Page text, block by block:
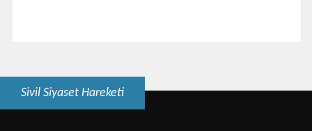
Sivil Siyaset Hareketi